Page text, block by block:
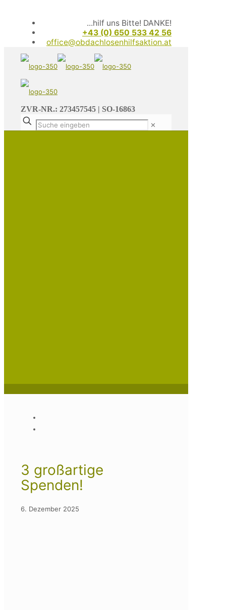
...hilf uns Bitte! DANKE!
+43 (0) 650 533 42 56
office@obdachlosenhilfsaktion.at
ZVR-NR.: 273457545 | SO-16863
✕
3 großartige
Spenden!
6. Dezember 2025